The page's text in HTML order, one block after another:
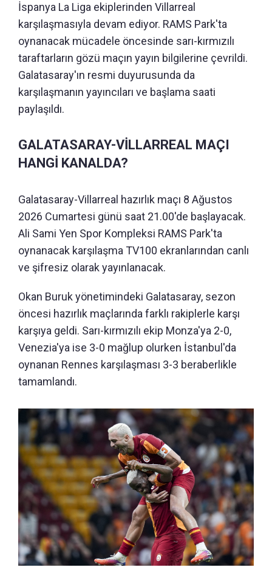
İspanya La Liga ekiplerinden Villarreal
karşılaşmasıyla devam ediyor. RAMS Park'ta
oynanacak mücadele öncesinde sarı-kırmızılı
taraftarların gözü maçın yayın bilgilerine çevrildi.
Galatasaray'ın resmi duyurusunda da
karşılaşmanın yayıncıları ve başlama saati
paylaşıldı.
GALATASARAY-VİLLARREAL MAÇI
HANGİ KANALDA?
Galatasaray-Villarreal hazırlık maçı 8 Ağustos
2026 Cumartesi günü saat 21.00'de başlayacak.
Ali Sami Yen Spor Kompleksi RAMS Park'ta
oynanacak karşılaşma TV100 ekranlarından canlı
ve şifresiz olarak yayınlanacak.
Okan Buruk yönetimindeki Galatasaray, sezon
öncesi hazırlık maçlarında farklı rakiplerle karşı
karşıya geldi. Sarı-kırmızılı ekip Monza'ya 2-0,
Venezia'ya ise 3-0 mağlup olurken İstanbul'da
oynanan Rennes karşılaşması 3-3 beraberlikle
tamamlandı.